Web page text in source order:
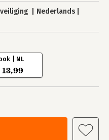
Nederlands
| NL